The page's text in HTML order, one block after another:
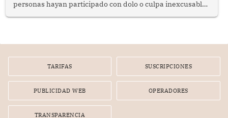
personas hayan participado con dolo o culpa inexcusable
por la frustrada realización de un meet and greet con
TARIFAS SUSCRIPCIONES
PUBLICIDAD WEB OPERADORES
TRANSPARENCIA